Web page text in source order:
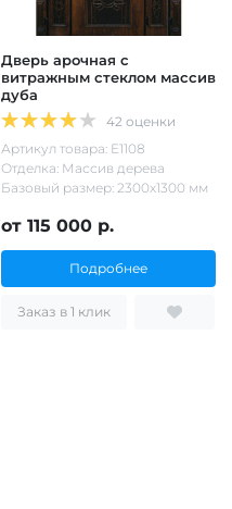
Дверь арочная с
витражным стеклом массив
дуба
42 оценки
Артикул товара: Е1108
Отделка: Массив дерева
Базовый размер: 2300х1300 мм
от 115 000 р.
Подробнее
Заказ в 1 клик